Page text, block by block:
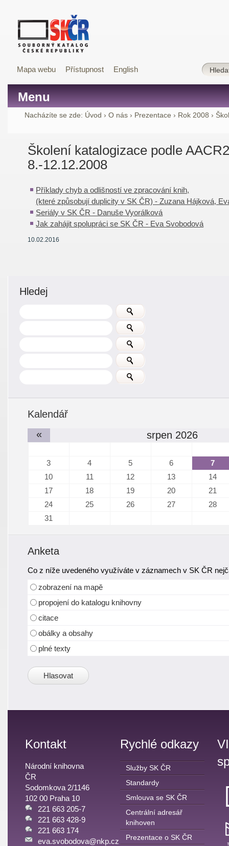
Mapa webu Přístupnost English
Menu
Nacházíte se zde: Úvod › O nás › Prezentace › Rok 2008 ›
Školení katalogizace podle
8.-12.12.2008
Příklady chyb a odlišností ve zpracování knih,
(které způsobují duplicity v SK ČR) - Zuzana Hájková,
Seriály v SK ČR - Danuše Vyorálková
Jak zahájit spolupráci se SK ČR - Eva Svobodová
10.02.2016
Hledej
Kalendář
«
srpen 2026
3 4 5 6
7
10
11 12 13
14
17
18 19 20
21
24
25 26 27
28
31
Anketa
Co z níže uvedeného využíváte v záznamech v SK ČR
zobrazení na mapě
propojení do katalogu knihovny
citace
obálky a obsahy
plné texty
Kontakt
Národní knihovna
ČR
Sodomkova 2/1146
102 00 Praha 10
221 663 205-7
221 663 428-9
221 663 174
eva.svobodova@nkp.cz
Rychlé odkazy
Služby SK ČR
Standardy
Smlouva se SK ČR
Centrální adresář
knihoven
Prezentace o SK ČR